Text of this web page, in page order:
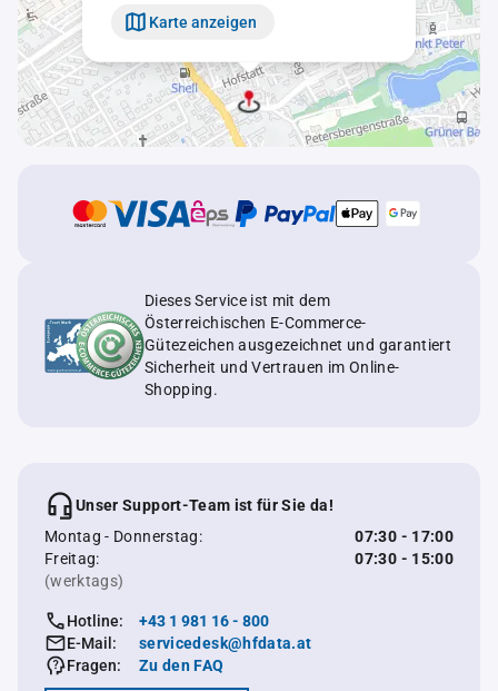
Karte anzeigen
Dieses Service ist mit dem
Österreichischen E-Commerce-
Gütezeichen ausgezeichnet und garantiert
Sicherheit und Vertrauen im Online-
Shopping.
Unser Support-Team ist für Sie da!
Montag - Donnerstag:
07:30 - 17:00
Freitag:
07:30 - 15:00
(werktags)
Hotline:
+43 1 981 16 - 800
E-Mail:
servicedesk@hfdata.at
Fragen:
Zu den FAQ